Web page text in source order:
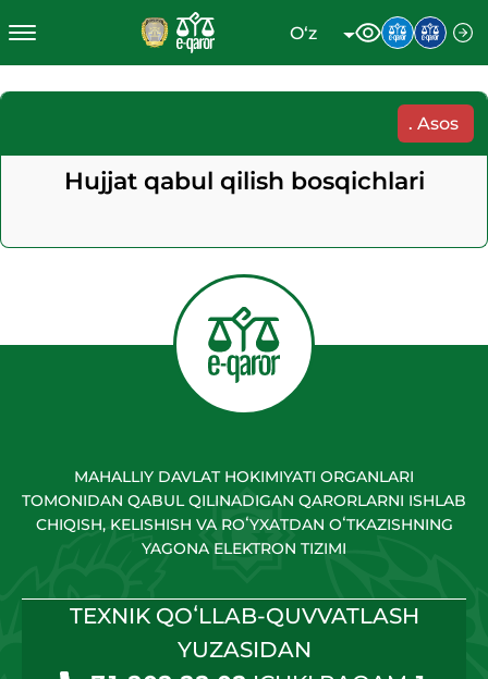
O‘z
. Asos
Hujjat qabul qilish bosqichlari
MAHALLIY DAVLAT HOKIMIYATI ORGANLARI
TOMONIDAN QABUL QILINADIGAN QARORLARNI ISHLAB
CHIQISH, KELISHISH VA ROʻYXATDAN OʻTKAZISHNING
YAGONA ELEKTRON TIZIMI
TEXNIK QOʻLLAB-QUVVATLASH
YUZASIDAN